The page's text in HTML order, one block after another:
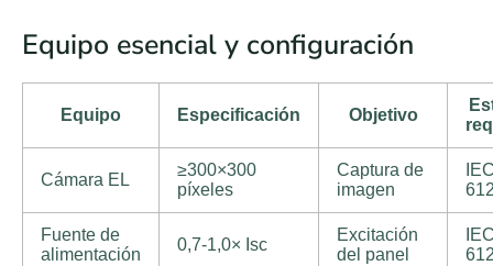
Equipo esencial y configuración
Equipo Especificación Objetivo
Cámara EL
≥300×300
píxeles
Captura de
imagen
Fuente de
alimentación
0,7-1,0× Isc
Excitación
del panel